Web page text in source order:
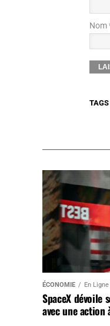
Nom
TAGS
ÉCONOMIE En
SpaceX dévoile
avec une